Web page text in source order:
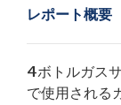
レポート概要
4ボトルガス
で使用される